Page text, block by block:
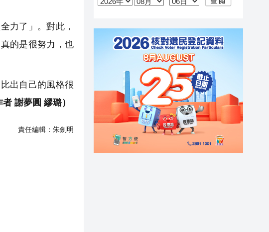
力了」。對此，
的是很努力，也
出自己的風格很
者 謝夢圓 繆璐）
責任編輯： 朱劍明